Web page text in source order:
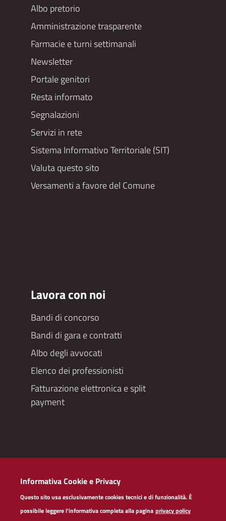
Footer
menu
Albo pretorio
Amministrazione trasparente
Farmacie e turni settimanali
Newsletter
Portale genitori
Resta informato
Segnalazioni
Servizi in rete
Sistema Informativo Territoriale (SIT)
Valuta questo sito
Versamenti a favore del Comune
Lavora con noi
Bandi di concorso
Bandi di gara e contratti
Albo degli avvocati
Elenco dei professionisti
Fatturazione elettronica e split
payment
Redazioneweb
Dichiarazione di accessibilità
Privacy policy servizi web
Informativa Cookie e Privacy
Questo sito usa esclusivamente cookies tecnici e di funzionalità. È
possibile leggere l'informativa completa alla pagina privacy policy